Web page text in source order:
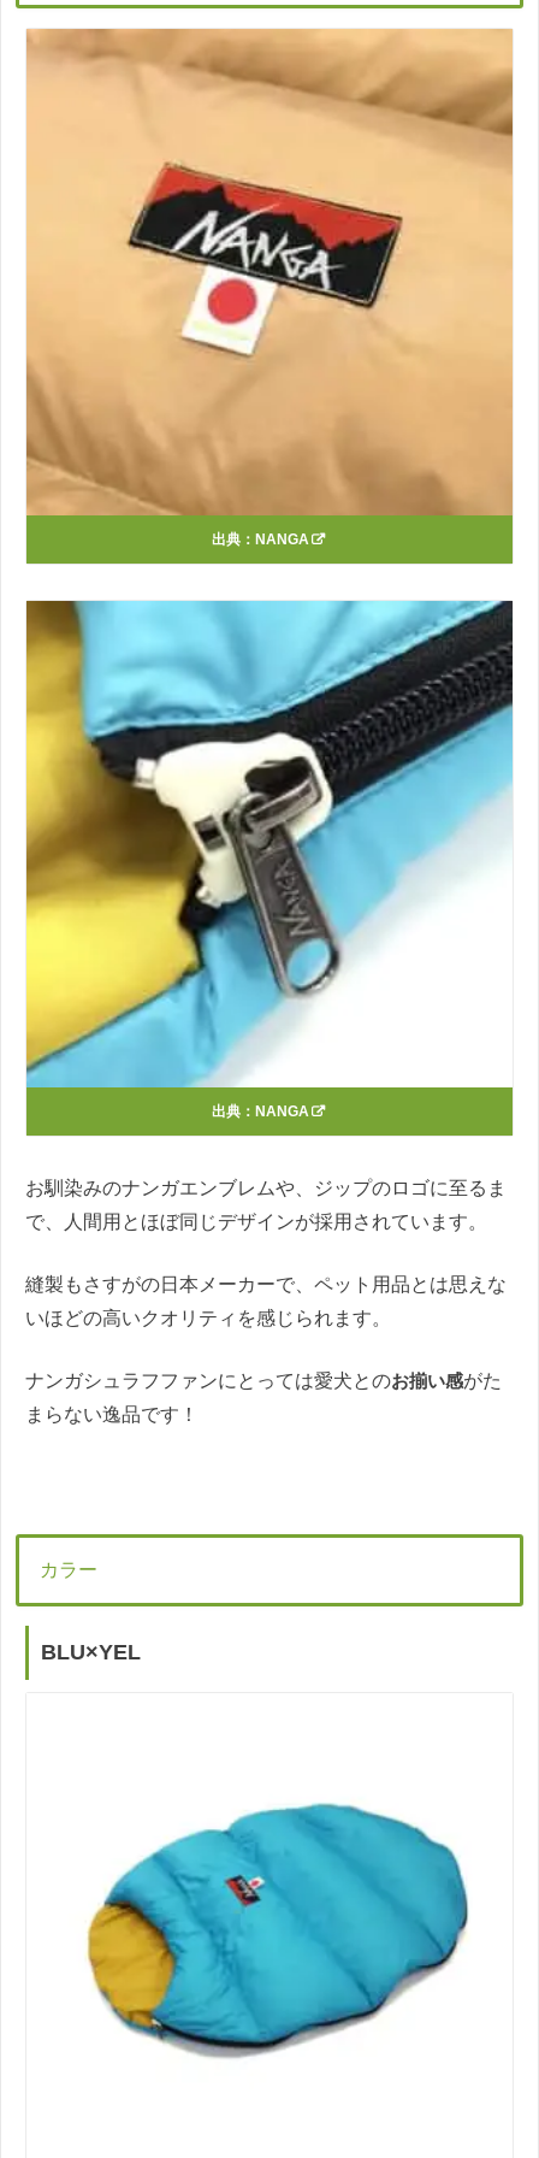
出典： NANGA
出典： NANGA
お馴染みのナンガエンブレムや、ジップのロゴに至るま
で、人間用とほぼ同じデザインが採用されています。
縫製もさすがの日本メーカーで、ペット用品とは思えな
いほどの高いクオリティを感じられます。
ナンガシュラフファンにとっては愛犬とのお揃い感がた
まらない逸品です！
カラー
BLU×YEL